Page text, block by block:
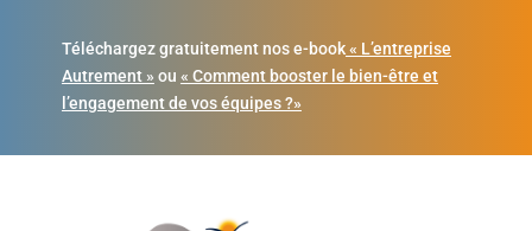
Téléchargez gratuitement nos e-book« L’entreprise
Autrement » ou « Comment booster le bien-être et
l’engagement de vos équipes ?»